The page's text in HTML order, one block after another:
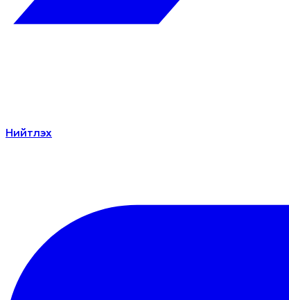
Нийтлэх